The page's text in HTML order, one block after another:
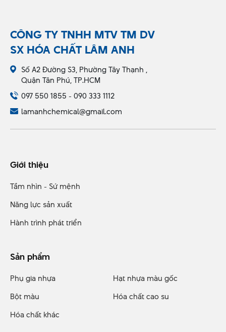
CÔNG TY TNHH MTV TM DV
SX HÓA CHẤT LÂM ANH
Số A2 Đường S3, Phường Tây Thạnh ,
Quận Tân Phú, TP.HCM
097 550 1855 - 090 333 1112
lamanhchemical@gmail.com
Giới thiệu
Tầm nhìn - Sứ mệnh
Năng lực sản xuất
Hành trình phát triển
Sản phẩm
Phụ gia nhựa
Hạt nhựa màu gốc
Bột màu
Hóa chất cao su
Hóa chất khác